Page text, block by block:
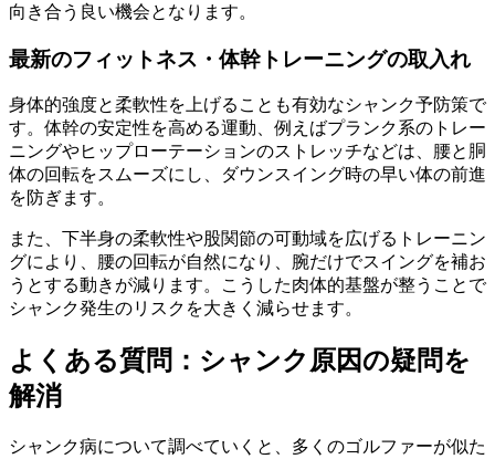
向き合う良い機会となります。
最新のフィットネス・体幹トレーニングの取入れ
身体的強度と柔軟性を上げることも有効なシャンク予防策で
す。体幹の安定性を高める運動、例えばプランク系のトレー
ニングやヒップローテーションのストレッチなどは、腰と胴
体の回転をスムーズにし、ダウンスイング時の早い体の前進
を防ぎます。
また、下半身の柔軟性や股関節の可動域を広げるトレーニン
グにより、腰の回転が自然になり、腕だけでスイングを補お
うとする動きが減ります。こうした肉体的基盤が整うことで
シャンク発生のリスクを大きく減らせます。
よくある質問：シャンク原因の疑問を
解消
シャンク病について調べていくと、多くのゴルファーが似た